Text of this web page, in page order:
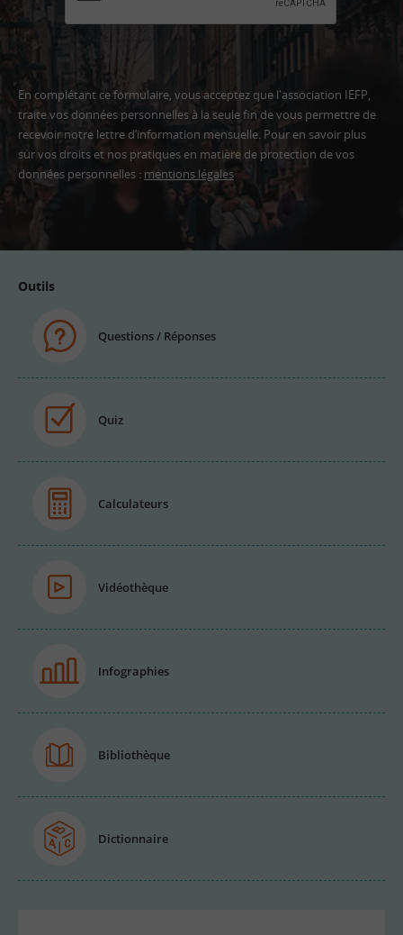
En complétant ce formulaire, vous acceptez que l'association IEFP,
traite vos données personnelles à la seule fin de vous permettre de
recevoir notre lettre d’information mensuelle. Pour en savoir plus
sur vos droits et nos pratiques en matière de protection de vos
données personnelles : mentions légales
Outils
Questions / Réponses
Quiz
Calculateurs
Vidéothèque
Infographies
Bibliothèque
Dictionnaire